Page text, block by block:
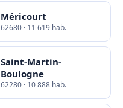
Méricourt
62680 · 11 619 hab.
Saint-Martin-
Boulogne
62280 · 10 888 hab.